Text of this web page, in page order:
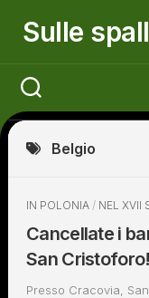
Sulle
Belgio
IN POLONIA / NEL XVII
Cancellate i
San
Presso Cracovia,